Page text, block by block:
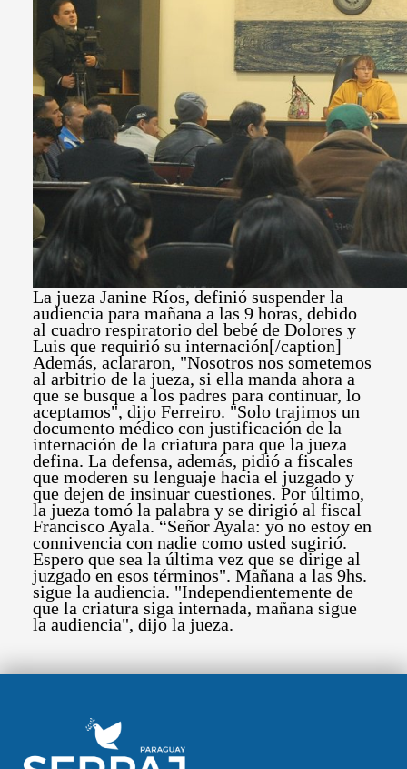
La jueza Janine Ríos, definió suspender la
audiencia para mañana a las 9 horas, debido
al cuadro respiratorio del bebé de Dolores y
Luis que requirió su internación[/caption]
Además, aclararon, "Nosotros nos sometemos
al arbitrio de la jueza, si ella manda ahora a
que se busque a los padres para continuar, lo
aceptamos", dijo Ferreiro. "Solo trajimos un
documento médico con justificación de la
internación de la criatura para que la jueza
defina. La defensa, además, pidió a fiscales
que moderen su lenguaje hacia el juzgado y
que dejen de insinuar cuestiones. Por último,
la jueza tomó la palabra y se dirigió al fiscal
Francisco Ayala. “Señor Ayala: yo no estoy en
connivencia con nadie como usted sugirió.
Espero que sea la última vez que se dirige al
juzgado en esos términos". Mañana a las 9hs.
sigue la audiencia. "Independientemente de
que la criatura siga internada, mañana sigue
la audiencia", dijo la jueza.